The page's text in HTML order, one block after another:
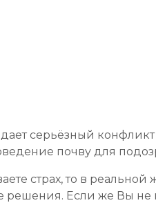
серьёзный
почву для
страх, то в
Если же Вы не